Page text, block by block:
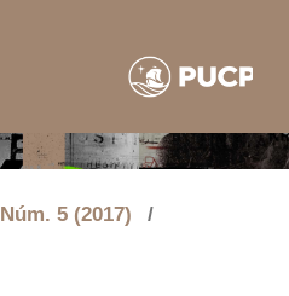
Núm. 5 (2017)
/